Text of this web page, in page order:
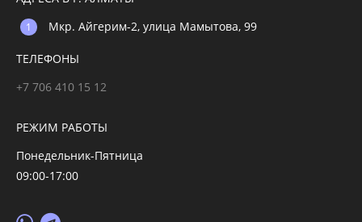
Мкр. Айгерим-2, улица Мамытова, 99
ТЕЛЕФОНЫ
+7 706 410 15 12
РЕЖИМ РАБОТЫ
Понедельник-Пятница
09:00-17:00